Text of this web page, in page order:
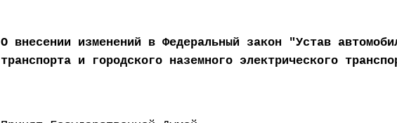
О внесении изменений в Федеральный закон "Устав
транспорта и городского наземного электрического